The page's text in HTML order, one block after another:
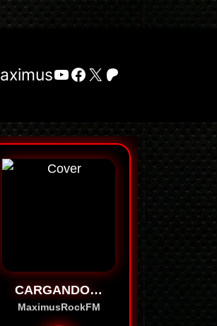
YouTube
Facebook
X Patreon
CARGANDO…
MaximusRockFM